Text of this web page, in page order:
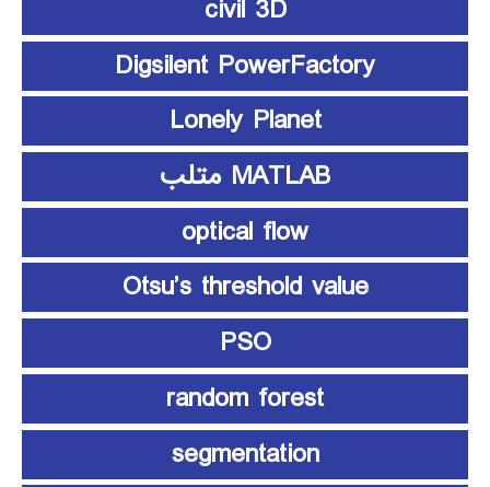
civil 3D
Digsilent PowerFactory
Lonely Planet
MATLAB متلب
optical flow
Otsu’s threshold value
PSO
random forest
segmentation